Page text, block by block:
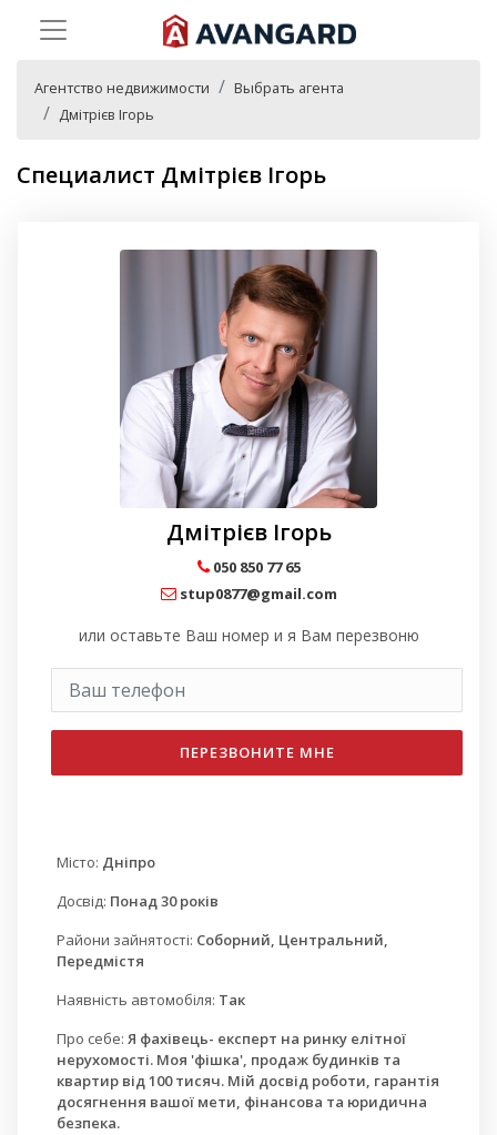
Агентство недвижимости
Выбрать агента
Дмітрієв Ігорь
Специалист Дмітрієв Ігорь
Дмітрієв Ігорь
050 850 77 65
stup0877@gmail.com
или оставьте Ваш номер и я Вам перезвоню
ПЕРЕЗВОНИТЕ МНЕ
Місто: Дніпро
Досвід: Понад 30 років
Райони зайнятості: Соборний, Центральний,
Передмістя
Наявність автомобіля: Так
Про себе: Я фахівець- експерт на ринку елітної
нерухомості. Моя 'фішка', продаж будинків та
квартир від 100 тисяч. Мій досвід роботи, гарантія
досягнення вашої мети, фінансова та юридична
безпека.